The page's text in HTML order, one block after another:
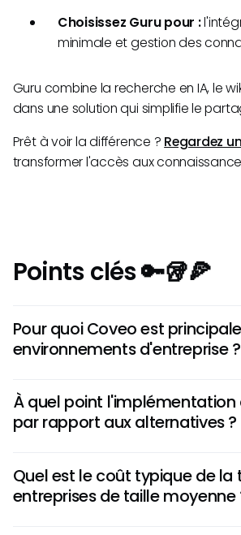
Choisissez Guru pour :
minimale et gestion des
Guru combine la recherche en IA, le
dans une solution qui simplifie le
Prêt à voir la différence ? Regardez
transformer l'accès aux
Points clés 🔑🥡🍕
Pour quoi Coveo est
environnements d'entreprise ?
Coveo alimente la recherche IA
personnalisation du commerce
unifiée en milieu de travail.
À quel point
par rapport aux alternatives ?
mise en œuvre, ce qui conduit à un
prêtes à l'emploi.
Quel est le coût typique de
entreprises de taille moyenne